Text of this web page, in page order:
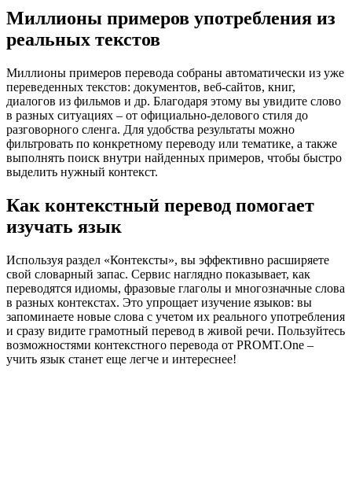
Миллионы примеров употребления из
реальных текстов
Миллионы примеров перевода собраны автоматически из уже
переведенных текстов: документов, веб-сайтов, книг,
диалогов из фильмов и др. Благодаря этому вы увидите слово
в разных ситуациях – от официально-делового стиля до
разговорного сленга. Для удобства результаты можно
фильтровать по конкретному переводу или тематике, а также
выполнять поиск внутри найденных примеров, чтобы быстро
выделить нужный контекст.
Как контекстный перевод помогает
изучать язык
Используя раздел «Контексты», вы эффективно расширяете
свой словарный запас. Сервис наглядно показывает, как
переводятся идиомы, фразовые глаголы и многозначные слова
в разных контекстах. Это упрощает изучение языков: вы
запоминаете новые слова с учетом их реального употребления
и сразу видите грамотный перевод в живой речи. Пользуйтесь
возможностями контекстного перевода от PROMT.One –
учить язык станет еще легче и интереснее!